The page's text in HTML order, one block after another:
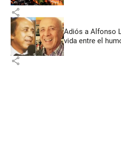
share
Adiós a Alfonso
vida entre el
share